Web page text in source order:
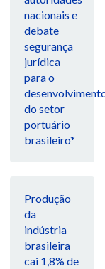
nacionais e
debate
segurança
jurídica
para o
do setor
portuário
brasileiro*
Produção
da
indústria
brasileira
cai 1,8% de